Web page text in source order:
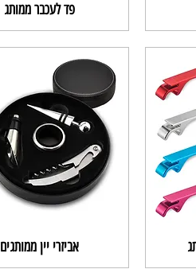
פד לעכבר ממותג
אביזרי יין ממותגים